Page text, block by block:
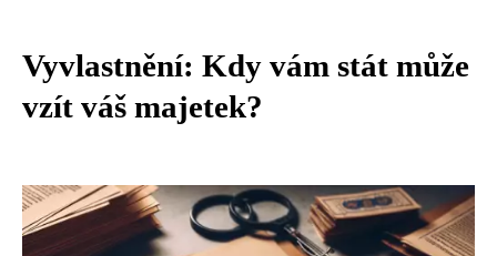
Vyvlastnění: Kdy vám stát může
vzít váš majetek?